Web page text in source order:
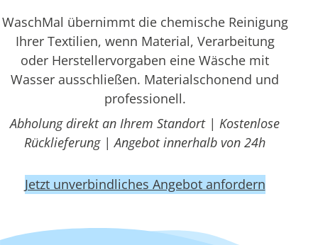
WaschMal übernimmt die chemische Reinigung
Ihrer Textilien, wenn Material, Verarbeitung
oder Herstellervorgaben eine Wäsche mit
Wasser ausschließen. Materialschonend und
professionell.
Abholung direkt an Ihrem Standort | Kostenlose
Rücklieferung | Angebot innerhalb von 24h
Jetzt unverbindliches Angebot anfordern